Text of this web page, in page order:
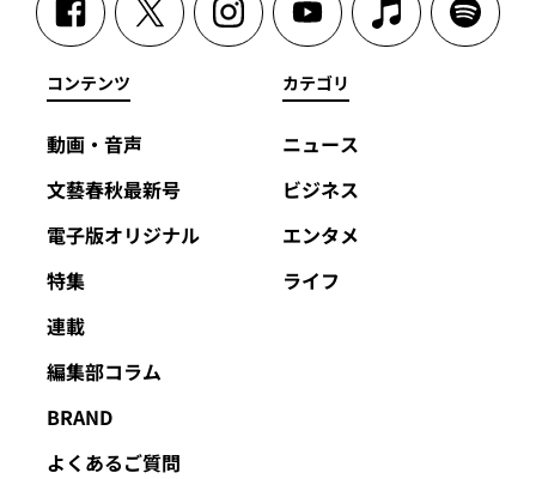
コンテンツ
動画・音声
文藝春秋最新号
電子版オリジナル
特集
連載
編集部コラム
BRAND
よくあるご質問
カテゴリ
ニュース
ビジネス
エンタメ
ライフ